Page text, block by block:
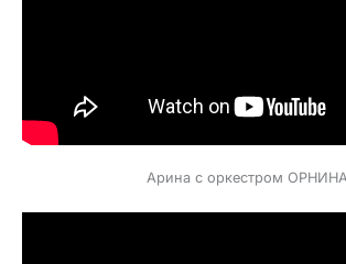
Арина с оркестром